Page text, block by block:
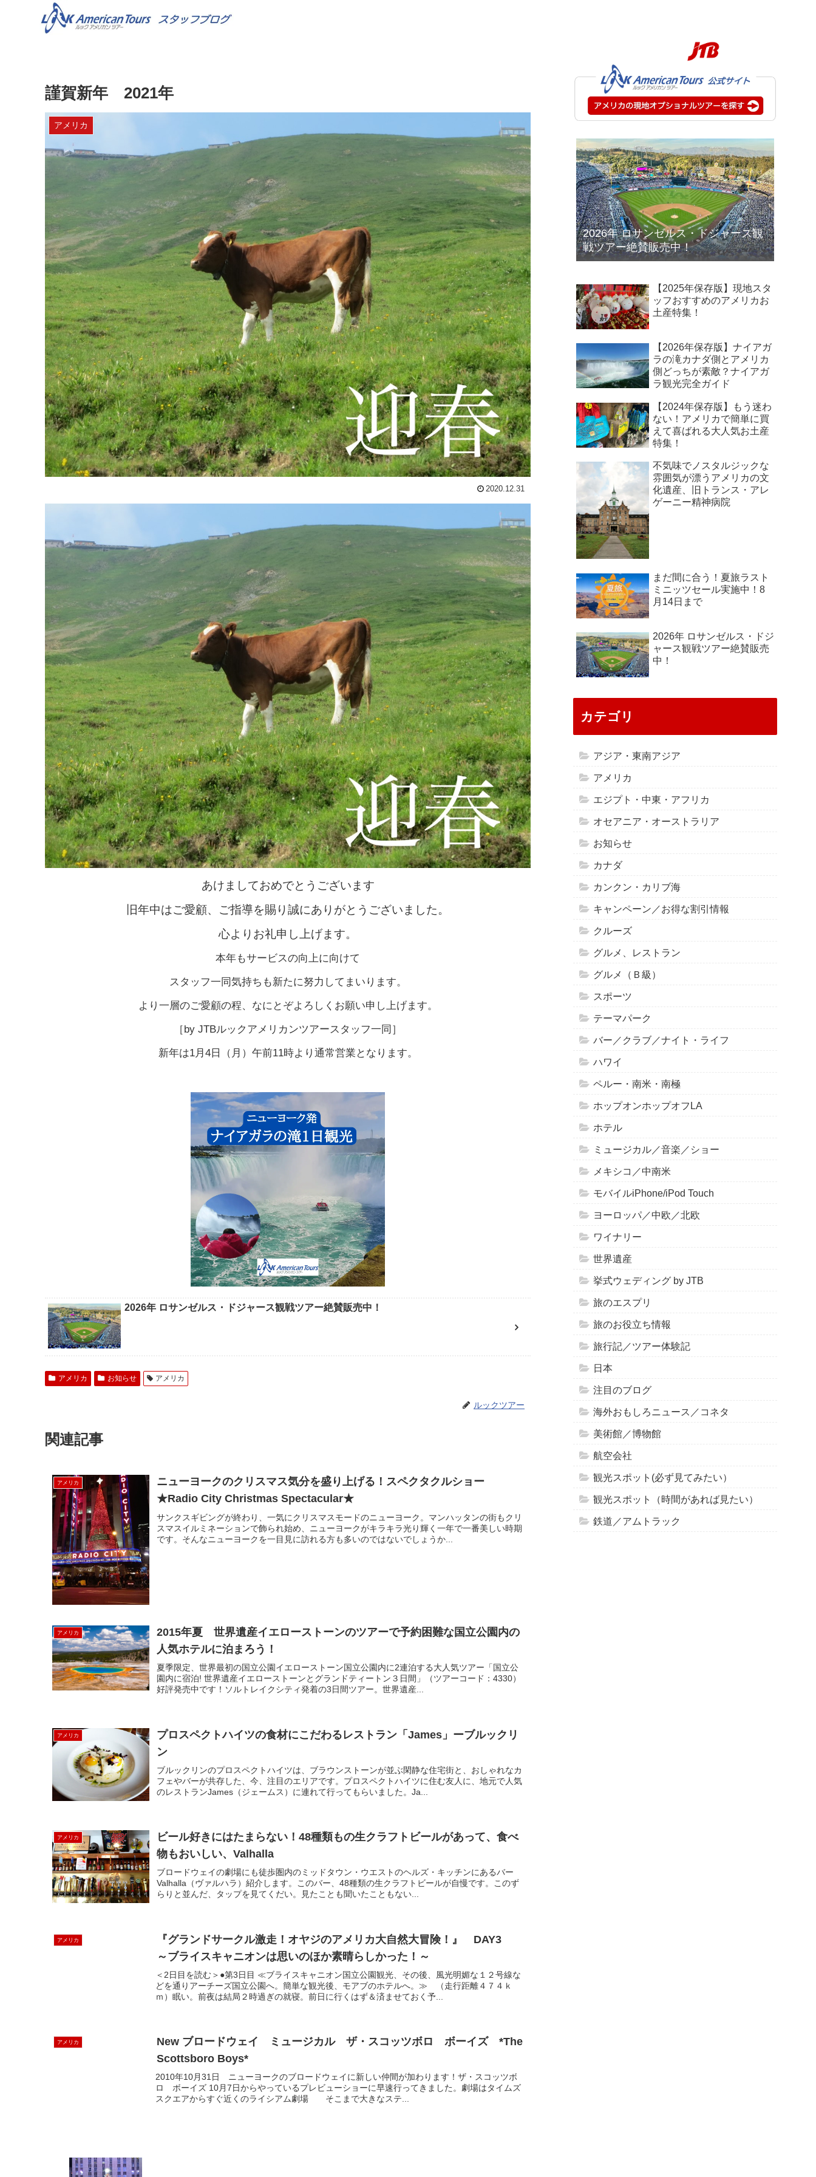
謹賀新年 2021年
アメリカ
2020.12.31
あけましておめでとうございます
旧年中はご愛顧、ご指導を賜り誠にありがとうございました。
心よりお礼申し上げます。
本年もサービスの向上に向けて
スタッフ一同気持ちも新たに努力してまいります。
より一層のご愛顧の程、なにとぞよろしくお願い申し上げます。
［by JTBルックアメリカンツアースタッフ一同］
新年は1月4日（月）午前11時より通常営業となります。
2026年 ロサンゼルス・ドジャース観戦ツアー絶賛販売中！
アメリカ お知らせ アメリカ
ルックツアー
関連記事
アメリカ
ニューヨークのクリスマス気分を盛り上げる！スペクタクルショー
★Radio City Christmas Spectacular★
サンクスギビングが終わり、一気にクリスマスモードのニューヨーク。マンハッタンの街もクリ
スマスイルミネーションで飾られ始め、ニューヨークがキラキラ光り輝く一年で一番美しい時期
です。そんなニューヨークを一目見に訪れる方も多いのではないでしょうか...
アメリカ
2015年夏 世界遺産イエローストーンのツアーで予約困難な国立公園内の
人気ホテルに泊まろう！
夏季限定、世界最初の国立公園イエローストーン国立公園内に2連泊する大人気ツアー「国立公
園内に宿泊! 世界遺産イエローストーンとグランドティートン３日間」（ツアーコード：4330）
好評発売中です！ソルトレイクシティ発着の3日間ツアー。世界遺産...
アメリカ
プロスペクトハイツの食材にこだわるレストラン「James」ーブルックリ
ン
ブルックリンのプロスペクトハイツは、ブラウンストーンが並ぶ閑静な住宅街と、おしゃれなカ
フェやバーが共存した、今、注目のエリアです。プロスペクトハイツに住む友人に、地元で人気
のレストランJames（ジェームス）に連れて行ってもらいました。Ja...
アメリカ
ビール好きにはたまらない！48種類もの生クラフトビールがあって、食べ
物もおいしい、Valhalla
ブロードウェイの劇場にも徒歩圏内のミッドタウン・ウエストのヘルズ・キッチンにあるバー
Valhalla（ヴァルハラ）紹介します。このバー、48種類の生クラフトビールが自慢です。このず
らりと並んだ、タップを見てくだい。見たことも聞いたこともない...
アメリカ
『グランドサークル激走！オヤジのアメリカ大自然大冒険！』 DAY3
～ブライスキャニオンは思いのほか素晴らしかった！～
＜2日目を読む＞●第3日目 ≪ブライスキャニオン国立公園観光、その後、風光明媚な１２号線な
どを通りアーチーズ国立公園へ。簡単な観光後、モアブのホテルへ。≫ （走行距離４７４ｋ
ｍ）眠い。前夜は結局２時過ぎの就寝。前日に行くはず＆済ませておく予...
アメリカ
New ブロードウェイ ミュージカル ザ・スコッツボロ ボーイズ *The
Scottsboro Boys*
2010年10月31日 ニューヨークのブロードウェイに新しい仲間が加わります！ザ・スコッツボ
ロ ボーイズ 10月7日からやっているプレビューショーに早速行ってきました。劇場はタイムズ
スクエアからすぐ近くのライシアム劇場 そこまで大きなステ...
2026年 ロサンゼルス・ドジャース観
戦ツアー絶賛販売中！
【2025年保存版】現地スタ
ッフおすすめのアメリカお
土産特集！
【2026年保存版】ナイアガ
ラの滝カナダ側とアメリカ
側どっちが素敵？ナイアガ
ラ観光完全ガイド
【2024年保存版】もう迷わ
ない！アメリカで簡単に買
えて喜ばれる大人気お土産
特集！
不気味でノスタルジックな
雰囲気が漂うアメリカの文
化遺産、旧トランス・アレ
ゲーニー精神病院
まだ間に合う！夏旅ラスト
ミニッツセール実施中！8
月14日まで
2026年 ロサンゼルス・ドジ
ャース観戦ツアー絶賛販売
中！
カテゴリ
アジア・東南アジア
アメリカ
エジプト・中東・アフリカ
オセアニア・オーストラリア
お知らせ
カナダ
カンクン・カリブ海
キャンペーン／お得な割引情報
クルーズ
グルメ、レストラン
グルメ（Ｂ級）
スポーツ
テーマパーク
バー／クラブ／ナイト・ライフ
ハワイ
ペルー・南米・南極
ホップオンホップオフLA
ホテル
ミュージカル／音楽／ショー
メキシコ／中南米
モバイルiPhone/iPod Touch
ヨーロッパ／中欧／北欧
ワイナリー
世界遺産
挙式ウェディング by JTB
旅のエスプリ
旅のお役立ち情報
旅行記／ツアー体験記
日本
注目のブログ
海外おもしろニュース／コネタ
美術館／博物館
航空会社
観光スポット(必ず見てみたい）
観光スポット（時間があれば見たい）
鉄道／アムトラック